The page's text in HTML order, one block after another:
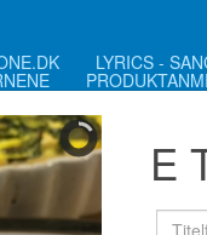
LYRICS -
E